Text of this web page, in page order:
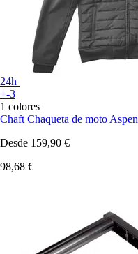
24h
+-3
1 colores
Chaft Chaqueta de moto Aspen
Desde 159,90 €
98,68 €